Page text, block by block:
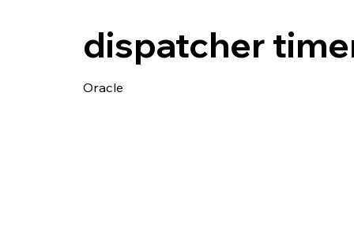
dispatcher
Oracle